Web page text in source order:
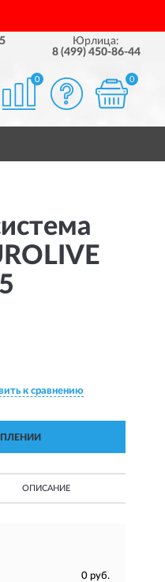
ПОЛНЫЙ
Юрлица:
8 (499) 450-86-44
0 0
к сравнению
ОПИСАНИЕ
0 руб.